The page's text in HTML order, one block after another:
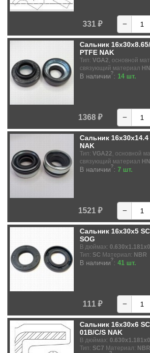
331 ₽ −
Сальник
PTFE NAK
Тип: VGA2 , основной
связующий материал
В наличии?: 14 шт.
1368 ₽ −
Сальник 16x30x14.4
NAK
Тип: VGA22 , основной
связующий материал
В наличии?: 7 шт.
1521 ₽ −
Сальник 16x30x5
SOG
В дюймах:
Тип: SC Материал: NBR
В наличии?: 41 шт.
111 ₽ −
Сальник 16x30x6
01B/C/S NAK
В дюймах:
Тип: SC7 Материал: NBR